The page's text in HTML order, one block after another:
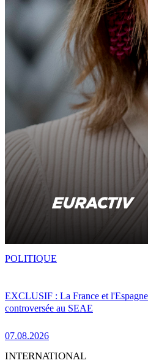
EXCLUSIF : La France et
controversée au SEAE
07.08.2026
POLITIQUE
INTERNATIONAL